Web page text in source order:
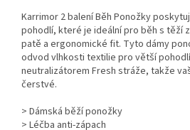
Karrimor 2 balení Běh Ponožky
pohodlí, které je ideální pro běh s těží
patě a ergonomické fit. Tyto dámy
odvod vlhkosti textilie pro větší
neutralizátorem Fresh stráže, takže
čerstvé.
> Dámská běží ponožky
> Léčba anti-zápach